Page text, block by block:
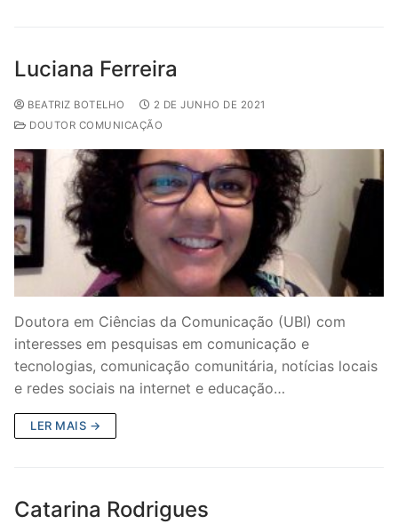
Luciana Ferreira
BEATRIZ BOTELHO
2 DE JUNHO DE 2021
DOUTOR COMUNICAÇÃO
Doutora em Ciências da Comunicação (UBI) com
interesses em pesquisas em comunicação e
tecnologias, comunicação comunitária, notícias locais
e redes sociais na internet e educação…
LER MAIS →
Catarina Rodrigues